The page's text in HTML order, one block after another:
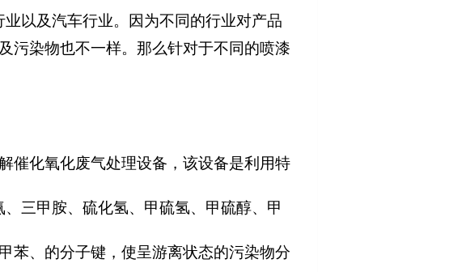
以及汽车行业。因为不同的行业对产品
污染物也不一样。那么针对于不同的喷漆
催化氧化废气处理设备， 该设备是利用特
三甲胺、硫化氢、甲硫氢、甲硫醇、甲
苯、的分子键，使呈游离状态的污染物分